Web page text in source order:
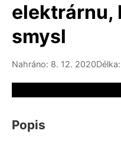
elektrárnu,
smysl
Nahráno: 8. 12. 2020
Popis